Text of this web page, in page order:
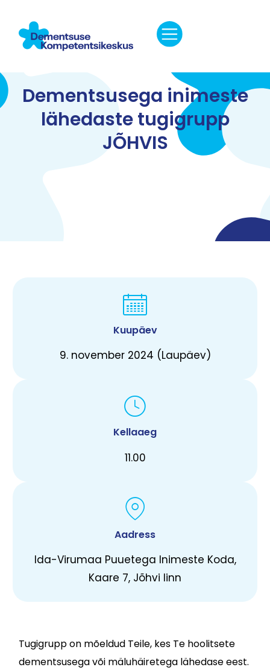
Dementsusega inimeste
lähedaste tugigrupp
JÕHVIS
Kuupäev
9. november 2024 (Laupäev)
Kellaaeg
11.00
Aadress
Ida-Virumaa Puuetega Inimeste Koda,
Kaare 7, Jõhvi linn
Tugigrupp on mõeldud Teile, kes Te hoolitsete
dementsusega või mäluhäiretega lähedase eest.